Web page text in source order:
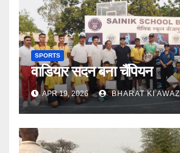
SPORTS
वाडियार सदन बना चैंपियन
APR 19, 2026 BHARAT KI AWAZ